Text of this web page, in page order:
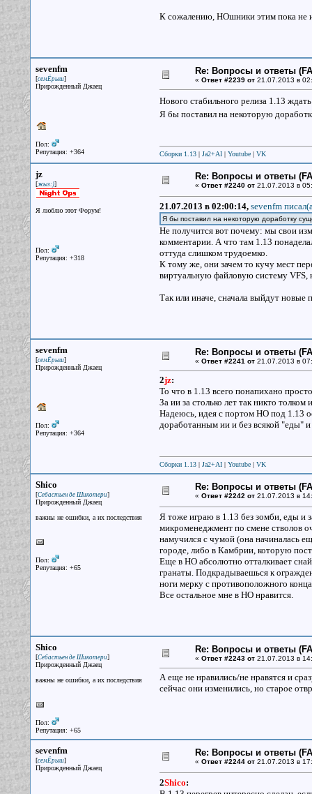
К сожалению, НОшники этим пока не
sevenfm
[семЁрыш]
Прирожденный Джаец
Пол:
Репутация: +364
Re: Вопросы и ответы
« Ответ #2239 от21.07.2013 в
Нового стабильного релиза 1.13
Я бы поставил на некоторую
Сборки 1.13| Ja2+AI| Youtube| VK
jz
[жыз:)]
Я люблю этот Форум!
Пол:
Репутация: +318
Re: Вопросы и ответы
« Ответ #2240 от21.07.2013 в
21.07.2013 в 02:00:14, sevenfm
Я бы поставил на некоторую доработку
Не получится вот почему: мы свои
комментарии. А что там 1.13
оттуда слишком трудоемко.
К тому же, они зачем то кучу мест
виртуальную файловую систему VFS,
Так или иначе, сначала выйдут новые
sevenfm
[семЁрыш]
Прирожденный Джаец
Пол:
Репутация: +364
Re: Вопросы и ответы
« Ответ #2241 от21.07.2013 в
2jz:
То что в 1.13 всего понапихано
За ии за столько лет так никто
Надеюсь, идея с портом НО под 1.13
доработанным ии и без всякой "еды"
Сборки 1.13| Ja2+AI| Youtube| VK
Shico
[Себастьен де Шикотери]
Прирожденный Джаец
важны не ошибки, а их последствия
Пол:
Репутация: +65
Re: Вопросы и ответы
« Ответ #2242 от21.07.2013 в
Я тоже играю в 1.13 без зомби, еды и
микроменеджмент по смене стволов
намучился с чумой (она начиналась
городе, либо в Камбрии, которую
Еще в НО абсолютно отталкивает
гранаты. Подкрадываешься к
ноги мерку с противоположного
Все остальное мне в НО нравится.
Shico
[Себастьен де Шикотери]
Прирожденный Джаец
важны не ошибки, а их последствия
Пол:
Репутация: +65
Re: Вопросы и ответы
« Ответ #2243 от21.07.2013 в
А еще не нравились/не нравятся и
сейчас они изменились, но старое
sevenfm
[семЁрыш]
Прирожденный Джаец
Re: Вопросы и ответы
« Ответ #2244 от21.07.2013 в
2Shico: